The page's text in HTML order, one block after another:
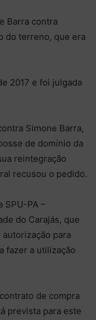
Barra contra
do terreno, que era
2017 e foi julgada
Simone Barra,
de domínio da
reintegração
recusou o pedido.
SPU-PA –
do Carajás, que
para
fazer a utilização
de compra
prevista para este